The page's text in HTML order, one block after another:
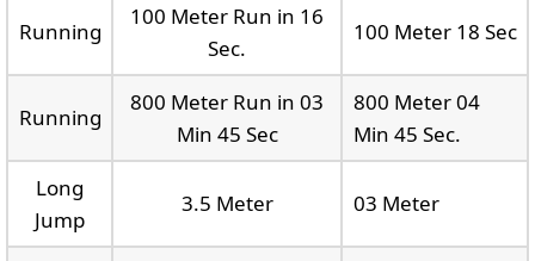
Running
100 Meter Run in 16
Sec.
100 Meter 18 Sec
Running
800 Meter Run in 03
Min 45 Sec
800 Meter 04
Min 45 Sec.
Long
Jump
3.5 Meter 03 Meter